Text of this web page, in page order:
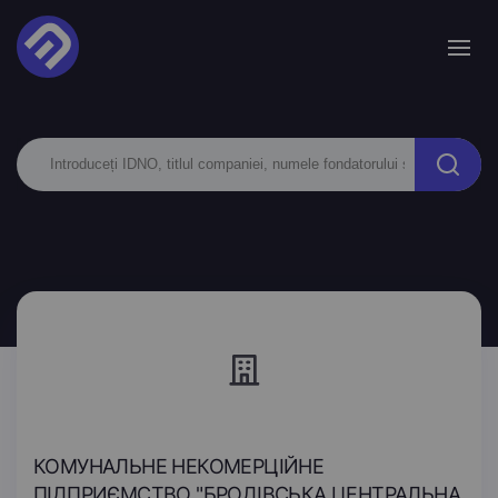
КОМУНАЛЬНЕ НЕКОМЕРЦІЙНЕ